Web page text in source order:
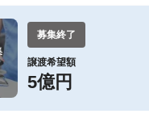
募集終了
譲渡希望額
5億円